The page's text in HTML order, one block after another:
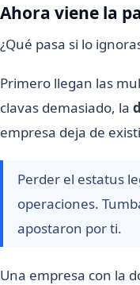
Ahora viene la
¿Qué pasa si lo
Primero llegan las
clavas demasiado, la
empresa deja de
Perder el estatus
operaciones.
apostaron por ti.
Una empresa con la